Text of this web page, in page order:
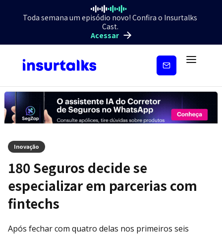
Toda semana um episódio novo! Confira o Insurtalks
Cast.
Acessar
Inscreva-
Inovação
180 Seguros decide se
especializar em parcerias com
fintechs
Após fechar com quatro delas nos primeiros seis